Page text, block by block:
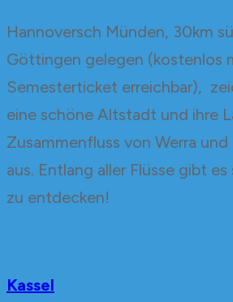
Hannoversch Münden, 30km
Göttingen gelegen (kostenlos
Semesterticket erreichbar),
eine schöne Altstadt und ihre
Zusammenfluss von Werra und
aus. Entlang aller Flüsse gibt
zu entdecken!
Kassel